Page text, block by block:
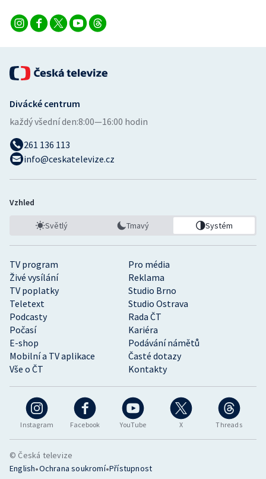
Instagram Facebook YouTube X Threads
TV program
Pro média
Živé vysílání
Reklama
TV poplatky
Studio Brno
Teletext
Studio Ostrava
Podcasty
Rada ČT
Počasí
Kariéra
E-shop
Podávání námětů
Mobilní a TV aplikace
Časté dotazy
Vše o ČT
Kontakty
Divácké centrum
každý všední den:8:00—16:00 hodin
261 136 113
info@ceskatelevize.cz
Vzhled
Světlý Tmavý Systém
© Česká televize
English•Ochrana soukromí•Přístupnost